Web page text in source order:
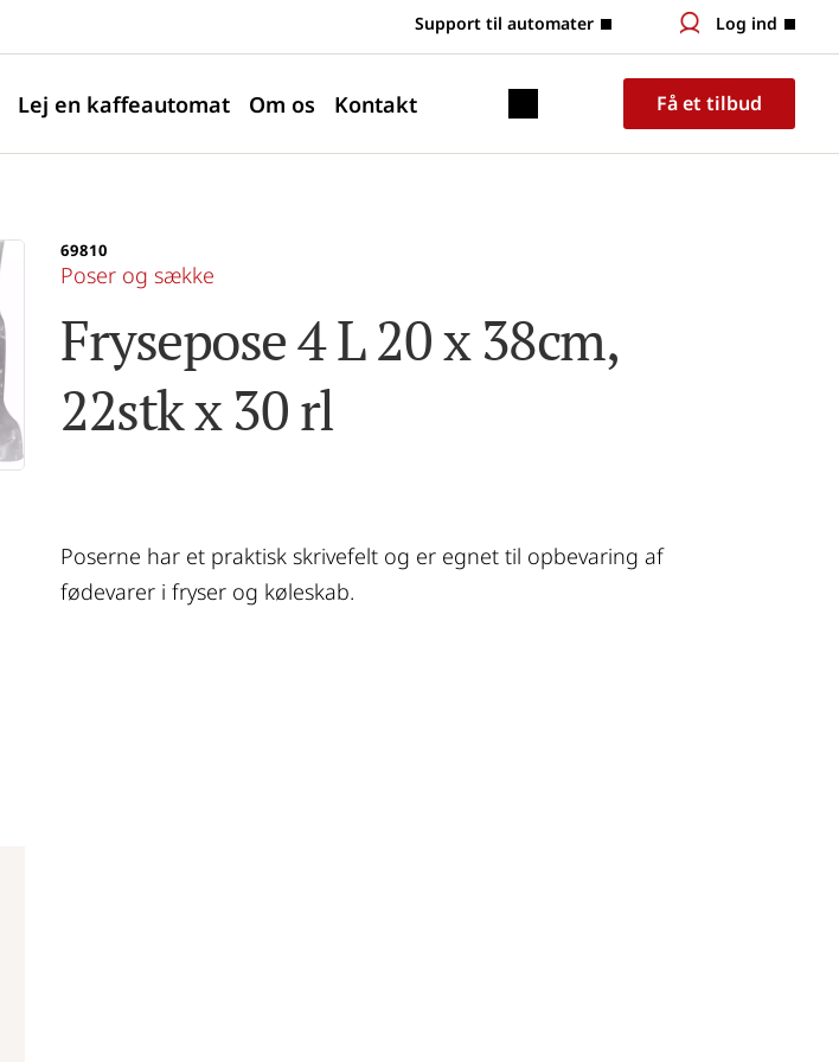
Support til automater Log ind
Lej en kaffeautomat Om os Kontakt Få et tilbud
69810
Poser og sække
Frysepose 4 L 20 x 38cm,
22stk x 30 rl
Poserne har et praktisk skrivefelt og er egnet til opbevaring af
fødevarer i fryser og køleskab.